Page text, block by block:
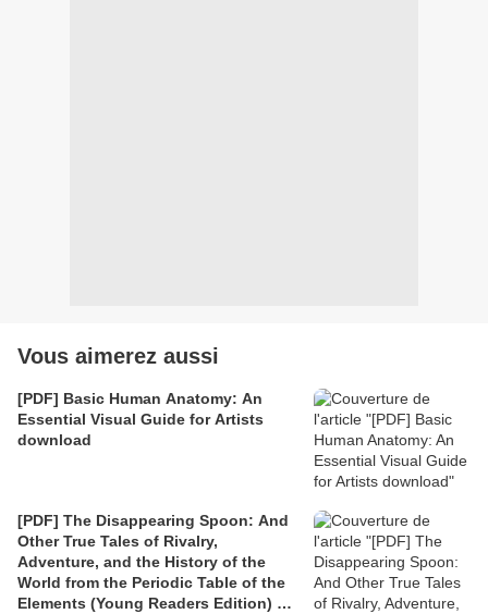
Vous aimerez aussi
[PDF] Basic Human Anatomy: An
Essential Visual Guide for Artists
download
[PDF] The Disappearing Spoon: And
Other True Tales of Rivalry,
Adventure, and the History of the
World from the Periodic Table of the
Elements (Young Readers Edition) by